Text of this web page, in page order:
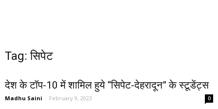
Tag: सिपेट
देश के टॉप-10 में शामिल हुये “सिपेट-देहरादून” के स्टूडेंट्स
Madhu Saini - February 9, 2023 0